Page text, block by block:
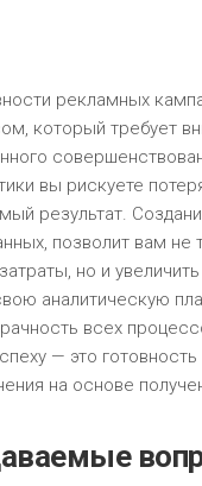
рекламных
который требует
вы рискуете
результат.
позволит вам не
но и
аналитическую
всех
— это готовность
на основе